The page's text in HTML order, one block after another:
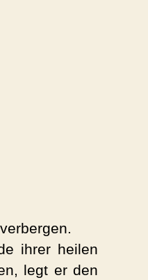
ihrer heilen
legt er den